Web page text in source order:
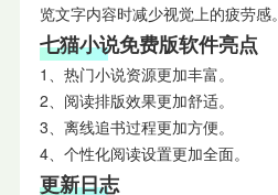
览文字内容时减少视觉上的疲劳感。
七猫小说免费版软件亮点
1、热门小说资源更加丰富。
2、阅读排版效果更加舒适。
3、离线追书过程更加方便。
4、个性化阅读设置更加全面。
更新日志